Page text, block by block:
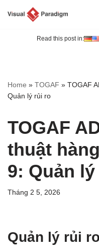
Read this post in:
Home » TOGAF » TOGAF
Quản lý rủi ro
TOGAF
thuật
9: Quản
Tháng 2 5, 2026
Quản lý rủi